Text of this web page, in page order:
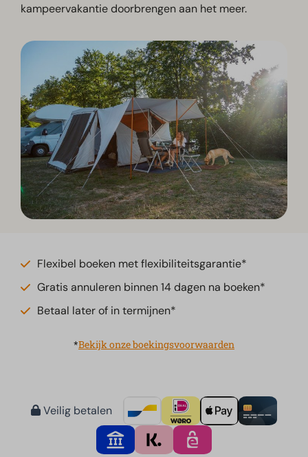
kampeervakantie doorbrengen aan het meer.
Flexibel boeken met flexibiliteitsgarantie*
Gratis annuleren binnen 14 dagen na boeken*
Betaal later of in termijnen*
*Bekijk onze boekingsvoorwaarden
Veilig betalen